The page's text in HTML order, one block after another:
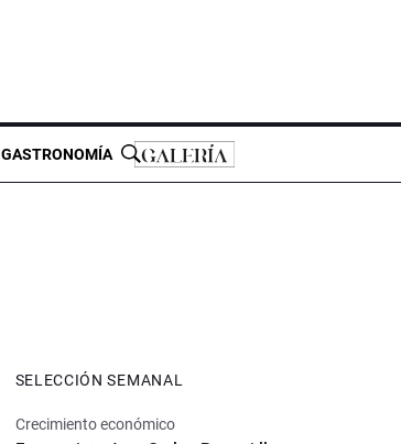
GASTRONOMÍA
SELECCIÓN SEMANAL
Crecimiento económico